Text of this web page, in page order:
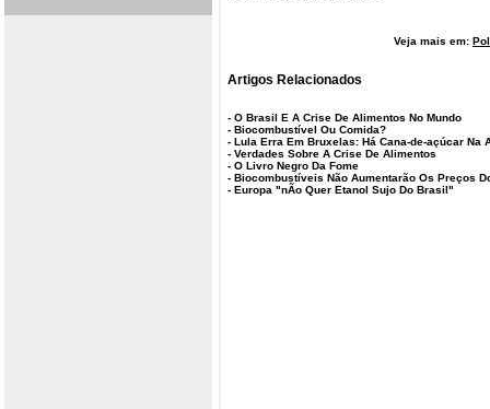
Veja mais em:
Artigos Relacionados
- O Brasil E A Crise De Alimentos No Mundo
- Biocombustível Ou Comida?
- Lula Erra Em Bruxelas: Há Cana-de-açúcar Na
- Verdades Sobre A Crise De Alimentos
- O Livro Negro Da Fome
- Biocombustíveis Não Aumentarão Os Preços
- Europa "nÃo Quer Etanol Sujo Do Brasil"